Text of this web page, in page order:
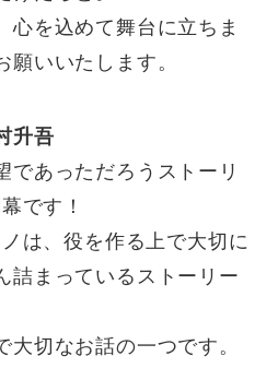
心を込めて舞台に立ちま
いいたします。
升吾
であっただろうストーリ
です！
は、役を作る上で大切に
詰まっているストーリー
切なお話の一つです。